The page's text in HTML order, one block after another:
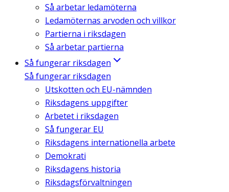
Så arbetar ledamöterna
Ledamöternas arvoden och villkor
Partierna i riksdagen
Så arbetar partierna
Så fungerar riksdagen
Så fungerar riksdagen
Utskotten och EU-nämnden
Riksdagens uppgifter
Arbetet i riksdagen
Så fungerar EU
Riksdagens internationella arbete
Demokrati
Riksdagens historia
Riksdagsförvaltningen